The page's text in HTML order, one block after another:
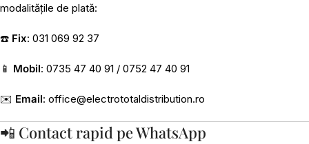
modalitățile de plată:
☎️ Fix: 031 069 92 37
📱 Mobil: 0735 47 40 91 / 0752 47 40 91
✉️ Email: office@electrototaldistribution.ro
📲 Contact rapid pe WhatsApp